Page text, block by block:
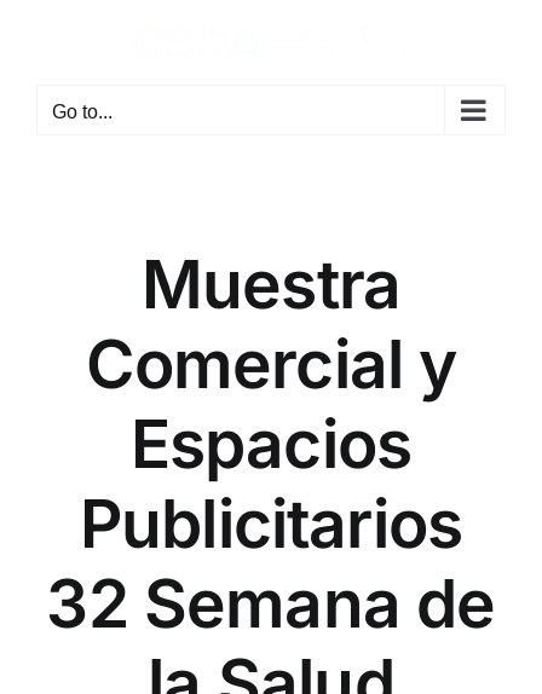
Go to...
Muestra
Comercial y
Espacios
Publicitarios
32 Semana de